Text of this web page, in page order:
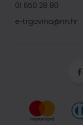
01 650 28 80
e-trgovina@nn.hr